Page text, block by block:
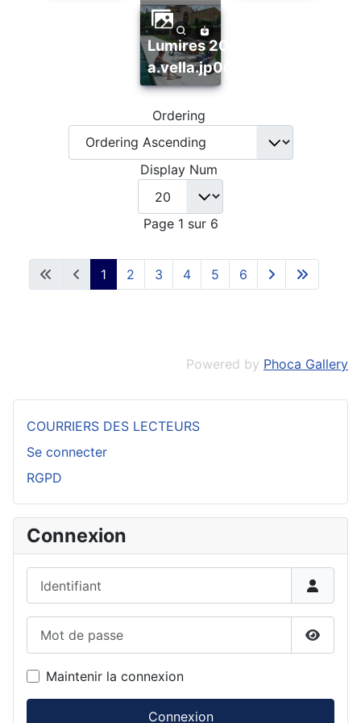
COURRIERS DES LECTEURS
Se connecter
RGPD
Connexion
Maintenir la connexion
Connexion
lumires 2008
a.vella.jp0006
Ordering
Display Num
Page 1 sur 6
1 2 3 4 5 6
Powered by Phoca Gallery